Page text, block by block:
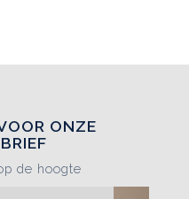
ONZE
de hoogte